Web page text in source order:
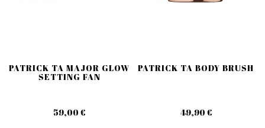
PATRICK TA MAJOR GLOW
SETTING FAN
59,00 €
PATRICK TA BODY BRUSH
49,90 €